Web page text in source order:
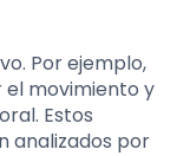
Por ejemplo,
movimiento y
Estos
analizados por